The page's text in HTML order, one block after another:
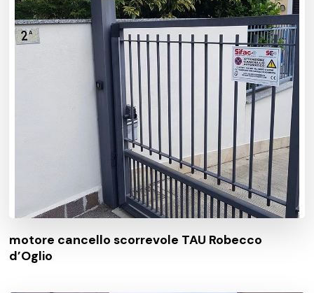
motore cancello scorrevole TAU Robecco
d’Oglio